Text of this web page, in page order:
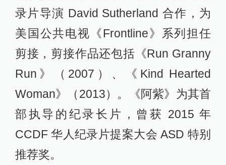
录片导演 David Sutherland 合作，为
美国公共电视《Frontline》系列担任
剪接，剪接作品还包括《Run Granny
Run》（2007）、《Kind Hearted
Woman》（2013）。《阿紫》为其首
部执导的纪录长片，曾获 2015 年
CCDF 华人纪录片提案大会 ASD 特别
推荐奖。